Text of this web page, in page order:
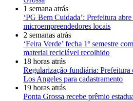
1 semana atrás
‘PG Bem Cuidada’: Prefeitura
microempreendedores locais
2 semanas atrás
‘Feira Verde’ fecha 1º semestre
material reciclável recolhido
18 horas atrás
Regularização fundiária: Prefeitura
Los Angeles para cadastramento
19 horas atrás
Ponta Grossa recebe prêmio